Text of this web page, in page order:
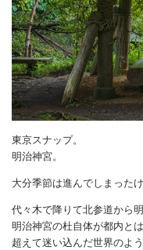
東京スナップ。
明治神宮。
大分季節は進んでしまった
代々木で降りて北参道から
明治神宮の杜自体が都内と
超えて迷い込んだ世界のよう